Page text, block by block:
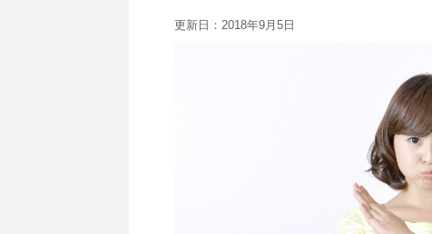
更新日： 2018年9月5日